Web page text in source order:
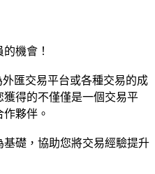
機會！
匯交易平台或各種交易的成
得的不僅僅是一個交易平
夥伴。
礎，協助您將交易經驗提升